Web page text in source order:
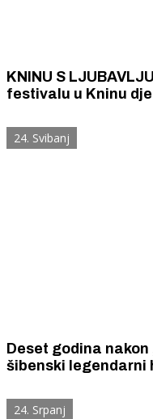
KNINU S
festivalu u Kninu
kazališta, Vice
24. Svibanj
Deset godina nakon
šibenski legendarni
pjesmu protkanu
24. Srpanj